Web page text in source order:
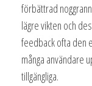
förbättrad
lägre vikten och
feedback ofta den
många användare
tillgängliga.